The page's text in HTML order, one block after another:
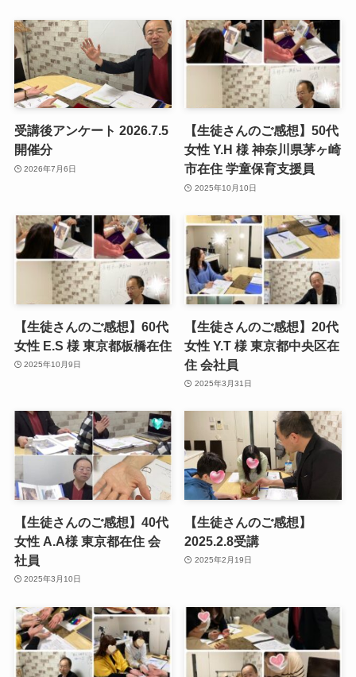
受講後アンケート 2026.7.5
開催分
2026年7月6日
【生徒さんのご感想】50代
女性 Y.H 様 神奈川県茅ヶ崎
市在住 学童保育支援員
2025年10月10日
【生徒さんのご感想】60代
女性 E.S 様 東京都板橋在住
2025年10月9日
【生徒さんのご感想】20代
女性 Y.T 様 東京都中央区在
住 会社員
2025年3月31日
【生徒さんのご感想】40代
女性 A.A様 東京都在住 会
社員
2025年3月10日
【生徒さんのご感想】
2025.2.8受講
2025年2月19日